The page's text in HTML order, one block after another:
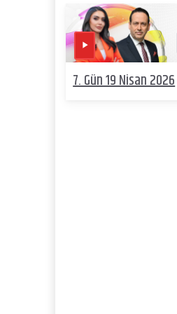
7. Gün 19 Nisan 2026